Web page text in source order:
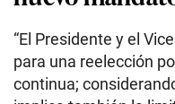
“El Presidente y el
para una reelección
continua;